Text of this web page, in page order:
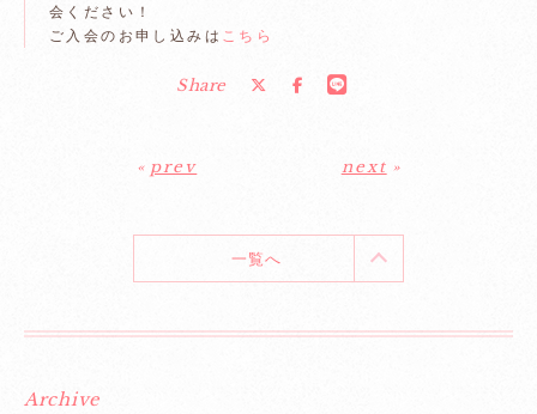
会ください！
ご入会のお申し込みは こちら
Share
« prev next »
一覧へ
Archive